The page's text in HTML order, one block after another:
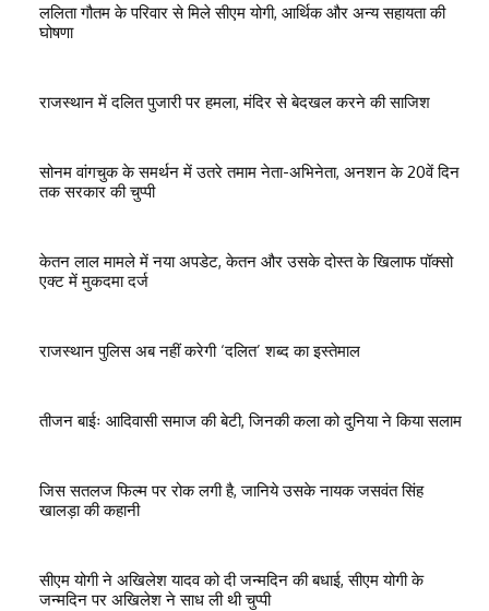
ललिता गौतम के परिवार से मिले सीएम योगी, आर्थिक और अन्य सहायता की
घोषणा
राजस्थान में दलित पुजारी पर हमला, मंदिर से बेदखल करने की साजिश
सोनम वांगचुक के समर्थन में उतरे तमाम नेता-अभिनेता, अनशन के 20वें दिन
तक सरकार की चुप्पी
केतन लाल मामले में नया अपडेट, केतन और उसके दोस्त के खिलाफ पॉक्सो
एक्ट में मुकदमा दर्ज
राजस्थान पुलिस अब नहीं करेगी ‘दलित’ शब्द का इस्तेमाल
तीजन बाईः आदिवासी समाज की बेटी, जिनकी कला को दुनिया ने किया सलाम
जिस सतलज फिल्म पर रोक लगी है, जानिये उसके नायक जसवंत सिंह
खालड़ा की कहानी
सीएम योगी ने अखिलेश यादव को दी जन्मदिन की बधाई, सीएम योगी के
जन्मदिन पर अखिलेश ने साध ली थी चुप्पी